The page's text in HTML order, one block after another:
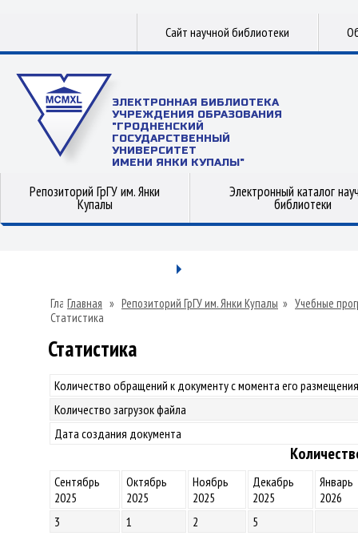
Сайт научной библиотеки
ЭЛЕКТРОННАЯ БИБЛИОТЕКА
УЧРЕЖДЕНИЯ ОБРАЗОВАНИЯ
"ГРОДНЕНСКИЙ
ГОСУДАРСТВЕННЫЙ
УНИВЕРСИТЕТ
ИМЕНИ ЯНКИ КУПАЛЫ"
Репозиторий ГрГУ им. Янки
Купалы
Электронный каталог
библиотеки
Главная » Репозиторий ГрГУ им. Янки Купалы » Учебные
Статистика
Статистика
Количество обращений к документу с момента его
Количество загрузок файла
Дата создания документа
Сентябрь
2025
Октябрь
2025
Ноябрь
2025
Декабрь
2025
Январь
2026
3
1 2 5